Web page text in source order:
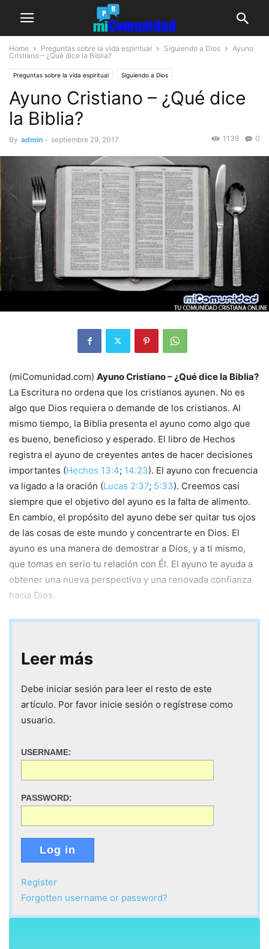
Home Preguntas sobre la vida espiritual Siguiendo a Dios
Ayuno
Cristiano – ¿Qué dice la Biblia?
Preguntas sobre la vida espiritual Siguiendo a Dios
Ayuno Cristiano – ¿Qué dice
la Biblia?
By admin - septiembre 29, 2017 0
1139
(miComunidad.com) Ayuno Cristiano – ¿Qué dice la Biblia?
La Escritura no ordena que los cristianos ayunen. No es
algo que Dios requiera o demande de los cristianos. Al
mismo tiempo, la Biblia presenta el ayuno como algo que
es bueno, beneficioso y esperado. El libro de Hechos
registra el ayuno de creyentes antes de hacer decisiones
importantes (Hechos 13:4; 14:23). El ayuno con frecuencia
va ligado a la oración (Lucas 2:37; 5:33). Creemos casi
siempre que el objetivo del ayuno es la falta de alimento.
En cambio, el propósito del ayuno debe ser quitar tus ojos
de las cosas de este mundo y concentrarte en Dios. El
ayuno es una manera de demostrar a Dios, y a ti mismo,
que tomas en serio tu relación con Él. El ayuno te ayuda a
obtener una nueva perspectiva y una renovada confianza
hacia Dios.
Leer más
Debe iniciar sesión para leer el resto de este
artículo. Por favor inicie sesión o regístrese como
usuario.
USERNAME:
PASSWORD:
Log in
Register
Forgotten username or password?